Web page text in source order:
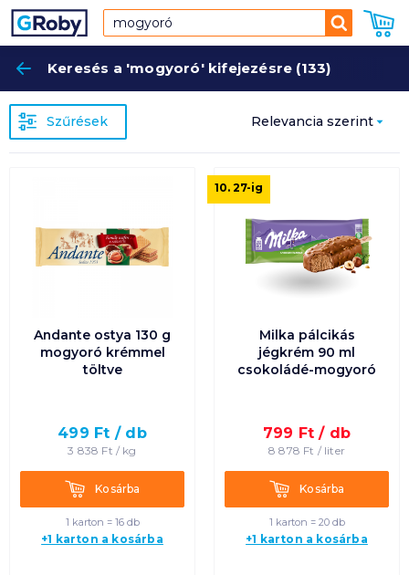
Keresés
Keresés a 'mogyoró' kifejezésre (133)
Szűrések Relevancia szerint
Népszerűség
szerint
Ár szerint csökkenő
Egységár szerint
Egységár szerint
csökkenő
Termék neve A-Z
Termék neve Z-A
Andante ostya 130 g
mogyoró krémmel
töltve
499 Ft / db
3 838 Ft / kg
KosárbaKosárba
1 karton = 16 db
+1 karton a kosárba
Milka pálcikás
jégkrém 90 ml
csokoládé-mogyoró
799 Ft / db
8 878 Ft / liter
KosárbaKosárba
1 karton = 20 db
+1 karton a kosárba
10. 27-ig